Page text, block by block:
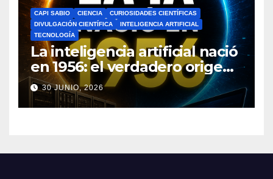
CAPI SABIO CIENCIA
CURIOSIDADES CIENTÍFICAS
DIVULGACIÓN CIENTÍFICA
INTELIGENCIA ARTIFICIAL
TECNOLOGÍA
La inteligencia artificial nació
en 1956: el verdadero origen
de la IA que cambió el
mundo
30 JUNIO, 2026